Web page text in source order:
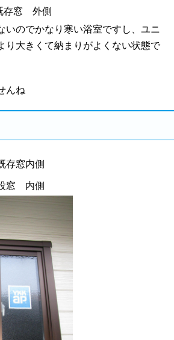
側
いのでかなり寒い浴室ですし、ユニ
り大きくて納まりがよくない状態で
んね
側
側